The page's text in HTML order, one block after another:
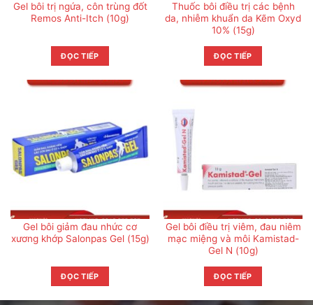
Gel bôi trị ngứa, côn trùng đốt
Remos Anti-Itch (10g)
ĐỌC TIẾP
Thuốc bôi điều trị các bệnh
da, nhiễm khuẩn da Kẽm Oxyd
10% (15g)
ĐỌC TIẾP
Gel bôi giảm đau nhức cơ
xương khớp Salonpas Gel (15g)
ĐỌC TIẾP
Gel bôi điều trị viêm, đau niêm
mạc miệng và môi Kamistad-
Gel N (10g)
ĐỌC TIẾP